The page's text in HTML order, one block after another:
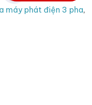
máy phát điện 3 pha,